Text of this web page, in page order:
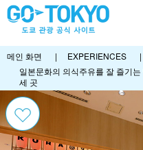
메인 화면 | EXPERIENCES |
일본문화의 의식주유를 잘 즐기
세 곳